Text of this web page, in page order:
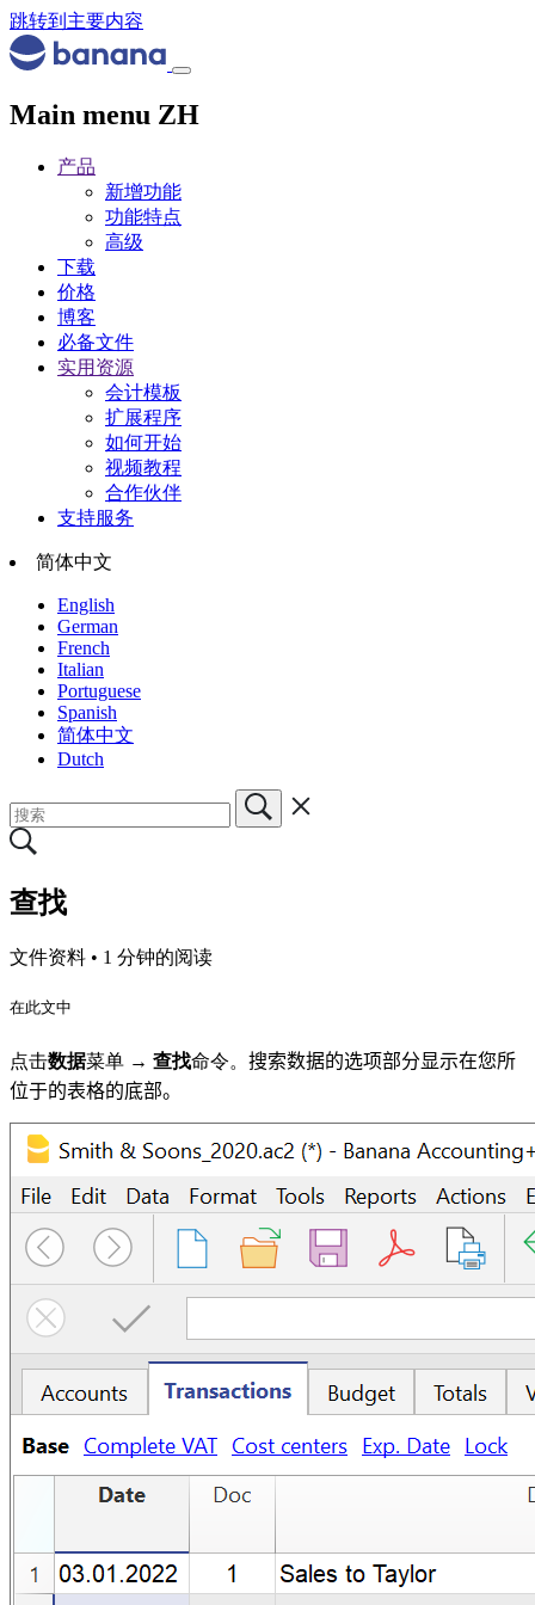
跳转到主要内容
Main menu ZH
产品
新增功能
功能特点
高级
下载
价格
博客
必备文件
实用资源
会计模板
扩展程序
如何开始
视频教程
合作伙伴
支持服务
简体中文
English
German
French
Italian
Portuguese
Spanish
简体中文
Dutch
查找
文件资料 • 1 分钟的阅读
在此文中
点击数据菜单 → 查找命令。 搜索数据的选项部分显示在您所
位于的表格的底部。